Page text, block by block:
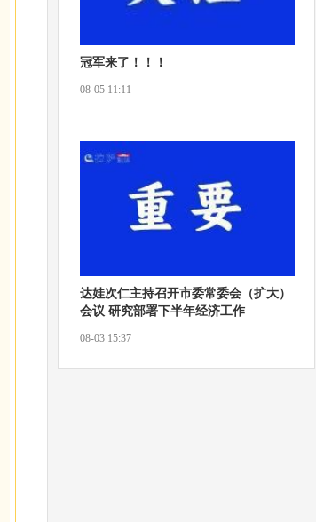
冠军来了！！！
08-05 11:11
达娃次仁主持召开市委常委会（扩大）
会议 研究部署下半年经济工作
08-03 15:37